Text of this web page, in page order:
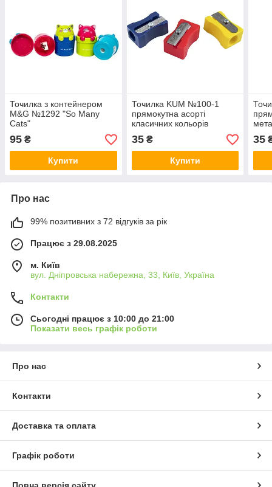
Точилка з контейнером
M&G №1292 "So Many
Cats"
95 ₴
Купити
Точилка KUM №100-1
прямокутна асорті
класичних кольорів
35₴
Купити
35
Про нас
99% позитивних з 72 відгуків за рік
Працює з 29.08.2025
м. Київ
вул. Дніпровська набережна, 33, Київ, Україна
Контакти
Сьогодні працює з 10:00 до 21:00
Показати весь графік роботи
Про нас
Контакти
Доставка та оплата
Графік роботи